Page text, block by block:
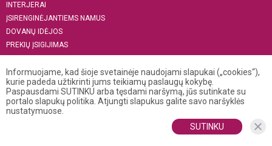
INTERJERAI
ĮSIRENGINĖJANTIEMS NAMUS
DOVANŲ IDĖJOS
PREKIŲ ĮSIGIJIMAS
„MENAS INTERJERUI 2019“
+370 521 04 141
info@dizona.lt
Kopijuoti, dauginti bei platinti puslapio turinį galima tik gavus raštišką
Informuojame, kad šioje svetainėje naudojami slapukai („cookies“),
kurie padeda užtikrinti jums teikiamų paslaugų kokybę.
Paspausdami SUTINKU arba tęsdami naršymą, jūs sutinkate su
portalo slapukų politika. Atjungti slapukus galite savo naršyklės
nustatymuose.
SUTINKU